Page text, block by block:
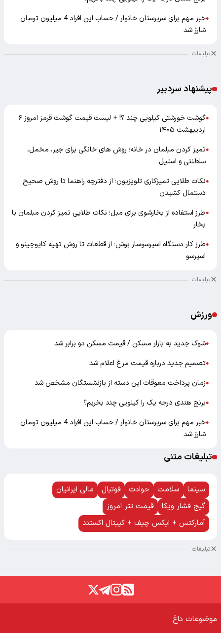
●
خبر مهم برای سرپرستان خانوار / حساب این افراد 4 میلیون تومان
شارژ شد
تبلیغات
پیشنهاد سردبیر
●
گوشت خورشتی کیلویی چند ؟! + لیست قیمت گوشت قرمز امروز ۶
اردیبهشت ۱۴۰۵
●تمیز کردن مبلمان در خانه؛ روش های خانگی برای جیر، مخمل،
سلطنتی و استیل
●نکات طلایی تمیزکاری تلویزیون؛ از دفترچه راهنما تا روش صحیح
دستمال کشیدن
●طرز استفاده از بخارشوی برای مبل؛ نکات طلایی تمیز کردن مبلمان با
بخار
●طرز کار دستگاه اسپرسوساز بوش؛ از قطعات تا روش تهیه کاپوچینو و
اسپرسو
تبلیغات
ورزش
●شوک جدید به بازار مسکن / قیمت مسکن دو برابر شد
●تصمیم جدید درباره قیمت مرغ اعلام شد
●زمان پرداخت معوقات این دسته از بازنشستگان مشخص شد
●برنج هندی درجه یک را کیلویی چند بخریم؟
●
خبر مهم برای سرپرستان خانوار / حساب این افراد 4 میلیون تومان
شارژ شد
تبلیغات متنی
سینما سلامت حوادث فوتبال
مالی ایرانیان
گیج فشار ویکا
قیمت تتر امروز
آمارکتس + ایکس چیف + کپیتال اکستند
تبلیغات
موضوعات داغ